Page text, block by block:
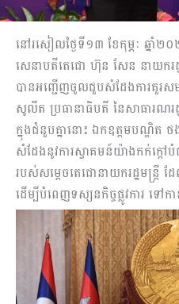
នៅរសៀលថ្ងៃទី១៣ ខែកុម្ភៈ ឆ្នាំ២
សេនាបតីតេជោ ហ៊ុន សែន នាយករដ្ឋ
បានអញ្ជើញចូលជួបសំដែងការគួ
សូលីត ប្រធានាធិបតី នៃសាធារណរ
ក្នុងជំនួបគ្នានោះ ឯកឧត្តមបណ្
សំដែងនូវការស្វាគមន៍យ៉ាងកក់ក្តៅបំ
របស់សម្តេចតេជោនាយករដ្ឋមន្រ្តី
ដើម្បីបំពេញទស្សនកិច្ចផ្លូវការ ទៅ